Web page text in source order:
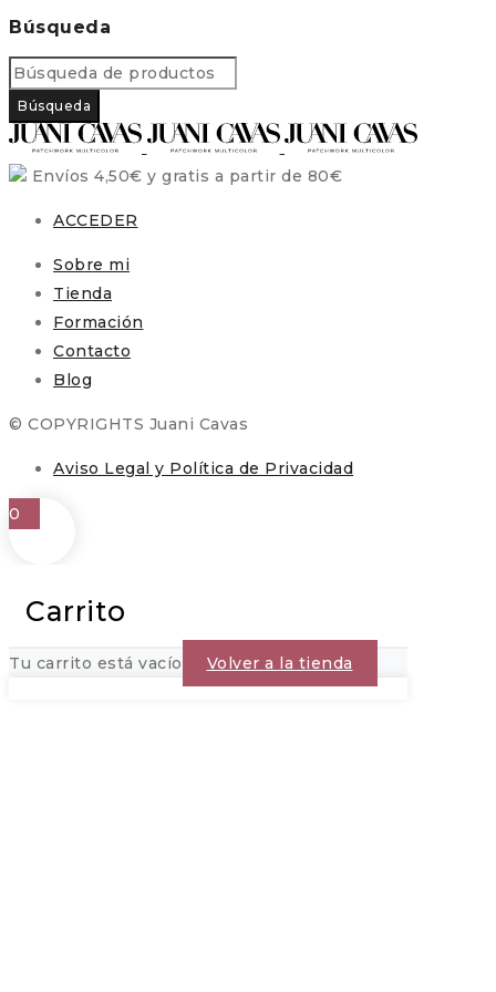
Búsqueda
Envíos 4,50€ y gratis a partir de 80€
ACCEDER
Sobre mi
Tienda
Formación
Contacto
Blog
© COPYRIGHTS Juani Cavas
Aviso Legal y Política de Privacidad
0
Carrito
Tu carrito está vacío Volver a la tienda